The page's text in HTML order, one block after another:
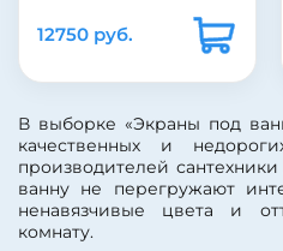
12750 руб.
В выборке «Экраны под
качественных и
производителей
ванну не перегружают
ненавязчивые цвета и
комнату.